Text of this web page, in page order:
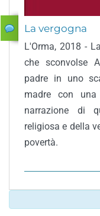
La vergogna
L'Orma, 2018 -
che sconvolse
padre in uno
madre con
narrazione di
religiosa e della
povertà.